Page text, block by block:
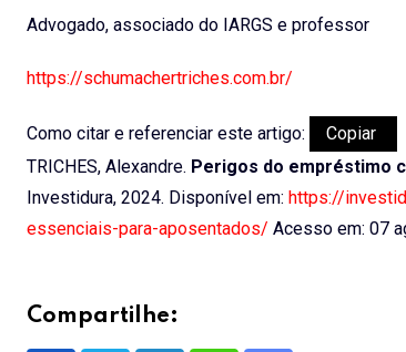
Advogado, associado do IARGS e professor
https://schumachertriches.com.br/
Como citar e referenciar este artigo:
Copiar
TRICHES, Alexandre. Perigos do empréstimo
Investidura, 2024. Disponível em: https://
essenciais-para-aposentados/ Acesso em: 07
Compartilhe: